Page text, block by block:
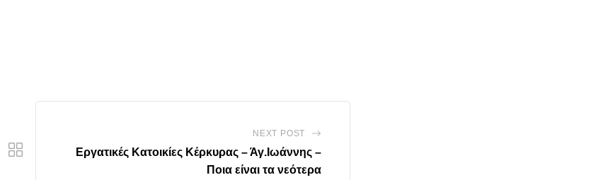
NEXT POST
Εργατικές Κατοικίες Κέρκυρας – Άγ.Ιωάννης –
Ποια είναι τα νεότερα